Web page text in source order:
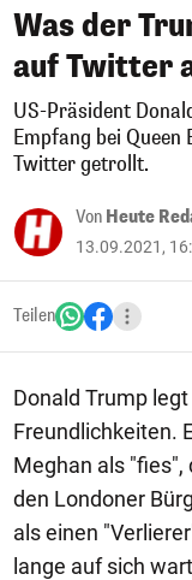
Was der
auf Twitter
US-Präsident
Empfang bei
Twitter getrollt.
Von Heute
13.09.2021,
Teilen
Donald Trump
Freundlichkeiten.
Meghan als
den Londoner
als einen
lange auf sich